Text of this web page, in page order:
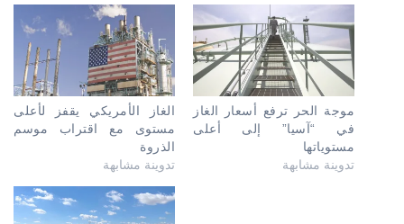
الغاز الأمريكي يقفز لأعلى
مستوى مع اقتراب موسم
الذروة
تدوينة مشابهة
موجة الحر ترفع أسعار الغاز
في “آسيا” إلى أعلى
مستوياتها
تدوينة مشابهة